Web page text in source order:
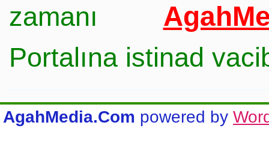
zamanı
Portalına istinad
AgahMedia.Com powered by